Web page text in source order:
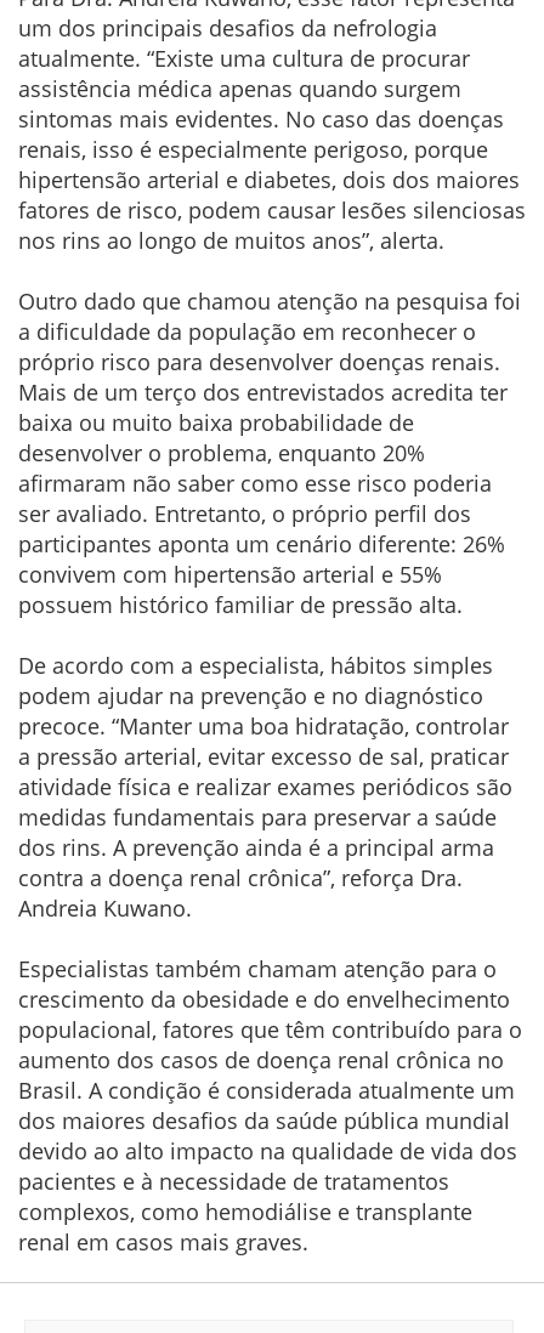
um dos principais desafios da nefrologia
atualmente. “Existe uma cultura de procurar
assistência médica apenas quando surgem
sintomas mais evidentes. No caso das doenças
renais, isso é especialmente perigoso, porque
hipertensão arterial e diabetes, dois dos maiores
fatores de risco, podem causar lesões silenciosas
nos rins ao longo de muitos anos”, alerta.
Outro dado que chamou atenção na pesquisa foi
a dificuldade da população em reconhecer o
próprio risco para desenvolver doenças renais.
Mais de um terço dos entrevistados acredita ter
baixa ou muito baixa probabilidade de
desenvolver o problema, enquanto 20%
afirmaram não saber como esse risco poderia
ser avaliado. Entretanto, o próprio perfil dos
participantes aponta um cenário diferente: 26%
convivem com hipertensão arterial e 55%
possuem histórico familiar de pressão alta.
De acordo com a especialista, hábitos simples
podem ajudar na prevenção e no diagnóstico
precoce. “Manter uma boa hidratação, controlar
a pressão arterial, evitar excesso de sal, praticar
atividade física e realizar exames periódicos são
medidas fundamentais para preservar a saúde
dos rins. A prevenção ainda é a principal arma
contra a doença renal crônica”, reforça Dra.
Andreia Kuwano.
Especialistas também chamam atenção para o
crescimento da obesidade e do envelhecimento
populacional, fatores que têm contribuído para o
aumento dos casos de doença renal crônica no
Brasil. A condição é considerada atualmente um
dos maiores desafios da saúde pública mundial
devido ao alto impacto na qualidade de vida dos
pacientes e à necessidade de tratamentos
complexos, como hemodiálise e transplante
renal em casos mais graves.